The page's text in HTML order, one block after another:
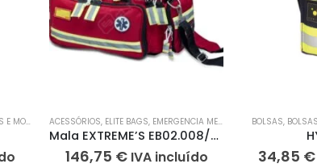
E MOCHILASACESSÓRIOS, ELITE BAGS, EMERGENCIA MEDICA EMERGÊNCIA
Mala EXTREME’S EB02.008/EB02.009
146,75 € IVA incluído
BOLSAS, BOLSAS
34,85 €